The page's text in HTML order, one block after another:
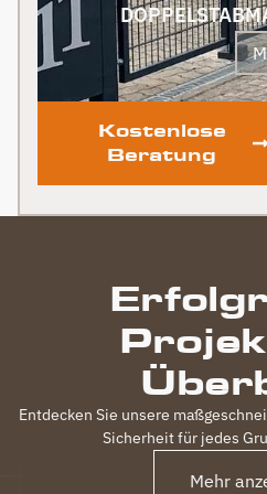
Kostenlose
Beratung
Entdecken Sie unsere
Sicherheit für jedes
Mehr